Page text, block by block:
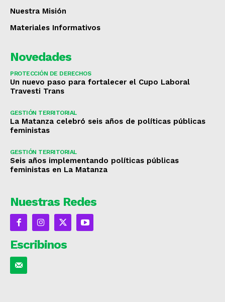
Nuestra Misión
Materiales Informativos
Novedades
PROTECCIÓN DE DERECHOS
Un nuevo paso para fortalecer el Cupo Laboral
Travesti Trans
GESTIÓN TERRITORIAL
La Matanza celebró seis años de políticas públicas
feministas
GESTIÓN TERRITORIAL
Seis años implementando políticas públicas
feministas en La Matanza
Nuestras Redes
Escribinos